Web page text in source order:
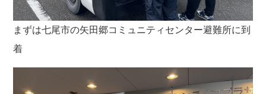
まずは七尾市の矢田郷コミュニティセンター避難所に到
着